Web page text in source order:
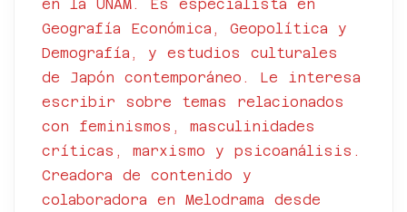
en la UNAM. Es especialista en
Geografía Económica, Geopolítica y
Demografía, y estudios culturales
de Japón contemporáneo. Le interesa
escribir sobre temas relacionados
con feminismos, masculinidades
críticas, marxismo y psicoanálisis.
Creadora de contenido y
colaboradora en Melodrama desde